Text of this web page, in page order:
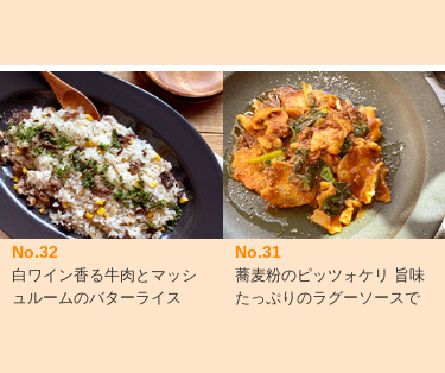
No.32
白ワイン香る牛肉とマッシ
ュルームのバターライス
No.31
蕎麦粉のピッツォケリ 旨味
たっぷりのラグーソースで